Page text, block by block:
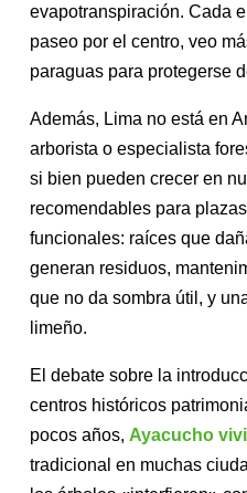
evapotranspiración. Cada
paseo por el centro, veo
paraguas para protegerse
Además, Lima no está en
arborista o especialista
si bien pueden crecer en
recomendables para
funcionales: raíces que
generan residuos,
que no da sombra útil, y
limeño.
El debate sobre la
centros históricos
pocos años, Ayacucho
tradicional en muchas